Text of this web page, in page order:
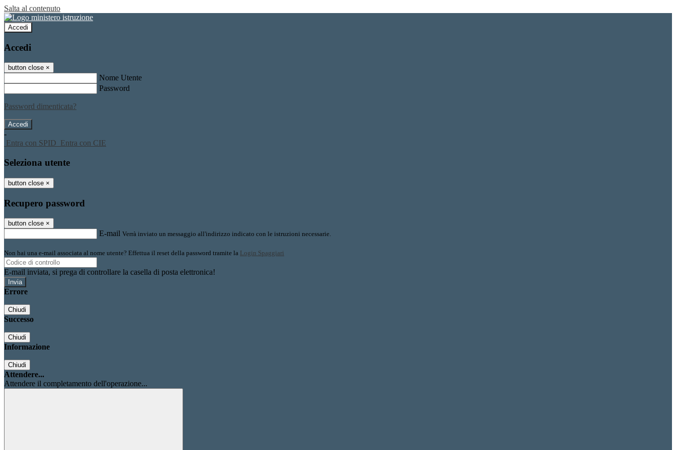
Salta al contenuto
Accedi
Accedi
button close ×
Nome Utente
Password
Password dimenticata?
-
Entra con SPID Entra con CIE
Seleziona utente
button close ×
Recupero password
button close ×
E-mail Verrà inviato un messaggio all'indirizzo indicato con le istruzioni necessarie.
Non hai una e-mail associata al nome utente? Effettua il reset della password tramite la Login Spaggiari
E-mail inviata, si prega di controllare la casella di posta elettronica!
Errore
Chiudi
Successo
Chiudi
Informazione
Chiudi
Attendere...
Attendere il completamento dell'operazione...